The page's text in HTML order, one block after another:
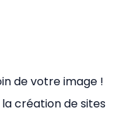
de votre image !
création de sites